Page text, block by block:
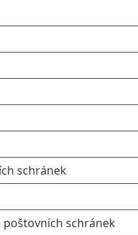
schránek
schránek